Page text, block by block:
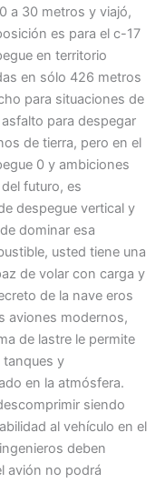
a 30 metros y viajó,
es para el c-17
en territorio
en sólo 426 metros
para situaciones de
para despegar
de tierra, pero en el
0 y ambiciones
futuro, es
despegue vertical y
dominar esa
usted tiene una
de volar con carga y
de la nave eros
aviones modernos,
de lastre le permite
tanques y
en la atmósfera.
siendo
al vehículo en el
deben
avión no podrá